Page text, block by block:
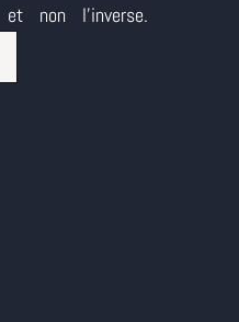
et non l'inverse.